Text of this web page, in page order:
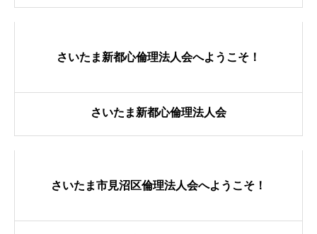
入会の流れ
さいたま新都心倫理法人会へようこそ！
さいたま新都心倫理法人会
さいたま市見沼区倫理法人会へようこそ！